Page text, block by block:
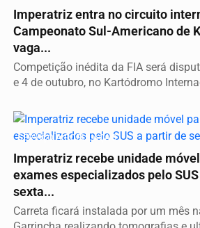
Imperatriz entra no circuito
Campeonato Sul-Americano de
vaga...
Competição inédita da FIA será
e 4 de outubro, no Kartódromo
SERVIÇO A POPULAÇÃO
Imperatriz recebe unidade
exames especializados pelo
sexta...
Carreta ficará instalada por um mês